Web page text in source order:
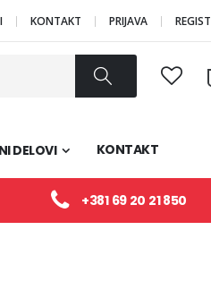
KONTAKT PRIJAVA
DELOVI KONTAKT
+381 69 20 21 850